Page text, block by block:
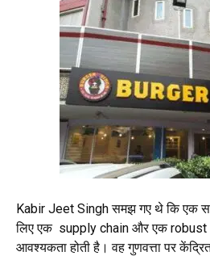
Kabir Jeet Singh समझ गए थे कि
लिए एक supply chain और एक
आवश्यकता होती है। वह गुणवत्ता पर